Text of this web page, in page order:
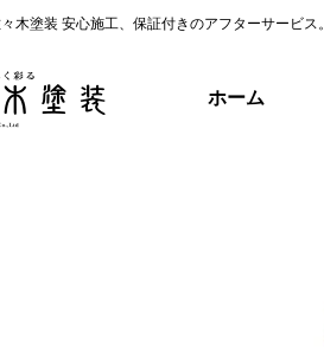
木塗装 安心施工、保証付きのアフターサービス。
ホーム